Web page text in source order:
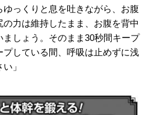
ゆっくりと息を吐きながら、お腹
力は維持したまま、お腹を背中
しょう。そのまま30秒間キープ
プしている間、呼吸は止めずに浅
」